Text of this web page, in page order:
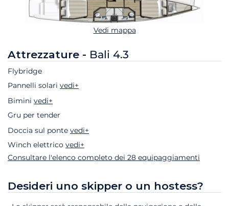
Vedi mappa
Attrezzature - Bali 4.3
Flybridge
Pannelli solari vedi+
Bimini vedi+
Gru per tender
Doccia sul ponte vedi+
Winch elettrico vedi+
Consultare l'elenco completo dei 28 equipaggiamenti
Desideri uno skipper o un hostess?